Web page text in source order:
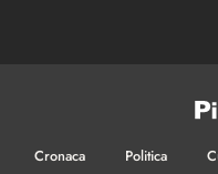
Cronaca Politica